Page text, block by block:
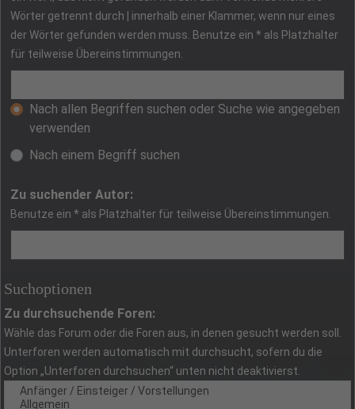
Wörter getrennt durch | innerhalb einer Klammer, wenn nur eines
der Wörter gefunden werden muss. Benutze ein * als Platzhalter
für teilweise Übereinstimmungen.
Nach allen Begriffen suchen oder Suche wie angegeben
verwenden
Nach einem Begriff suchen
Zu suchender Autor:
Benutze ein * als Platzhalter für teilweise Übereinstimmungen.
Suchoptionen
Zu durchsuchende Foren:
Wähle das Forum oder die Foren aus, in denen gesucht werden soll.
Unterforen werden automatisch mit durchsucht, sofern du die
Option „Unterforen durchsuchen“ unten nicht deaktivierst.